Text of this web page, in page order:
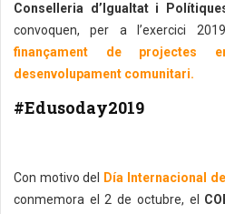
Conselleria d’Igualtat i
convoquen, per a l’exercici
finançament de projectes
desenvolupament comunitari.
#Edusoday2019
Con motivo del Día Internacional
conmemora el 2 de octubre, el